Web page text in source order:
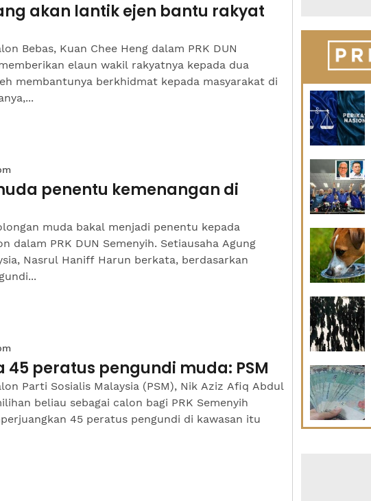
akan lantik ejen bantu rakyat
Bebas, Kuan Chee Heng dalam PRK DUN
elaun wakil rakyatnya kepada dua
membantunya berkhidmat kepada masyarakat di
penentu kemenangan di
muda bakal menjadi penentu kepada
dalam PRK DUN Semenyih. Setiausaha Agung
Nasrul Haniff Harun berkata, berdasarkan
45 peratus pengundi muda: PSM
Parti Sosialis Malaysia (PSM), Nik Aziz Afiq Abdul
beliau sebagai calon bagi PRK Semenyih
45 peratus pengundi di kawasan itu